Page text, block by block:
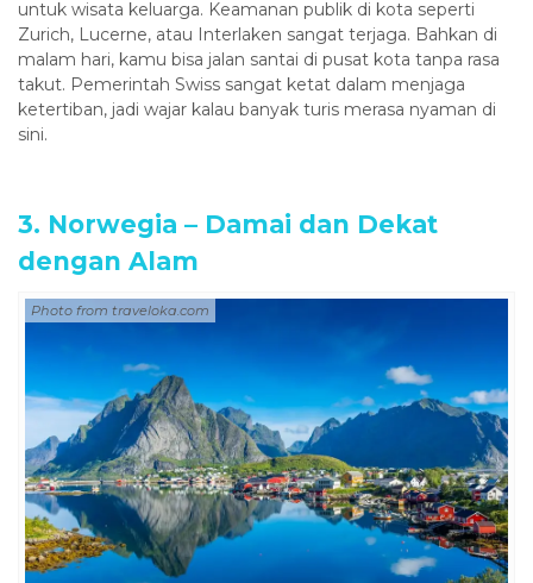
untuk wisata keluarga. Keamanan publik di kota seperti
Zurich, Lucerne, atau Interlaken sangat terjaga. Bahkan di
malam hari, kamu bisa jalan santai di pusat kota tanpa rasa
takut. Pemerintah Swiss sangat ketat dalam menjaga
ketertiban, jadi wajar kalau banyak turis merasa nyaman di
sini.
3. Norwegia – Damai dan Dekat
dengan Alam
Photo from traveloka.com